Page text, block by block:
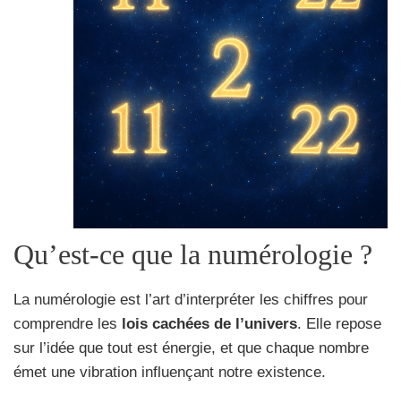
Qu’est-ce que la numérologie ?
La numérologie est l’art d’interpréter les chiffres pour
comprendre les lois cachées de l’univers. Elle repose
sur l’idée que tout est énergie, et que chaque nombre
émet une vibration influençant notre existence.